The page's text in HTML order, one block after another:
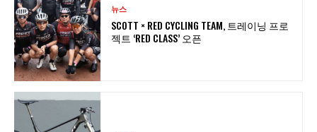
뉴스
SCOTT × RED CYCLING TEAM, 트레이닝 프로
젝트 ‘RED CLASS’ 오픈